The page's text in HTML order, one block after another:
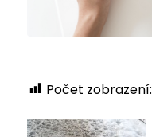
Počet zobrazení: